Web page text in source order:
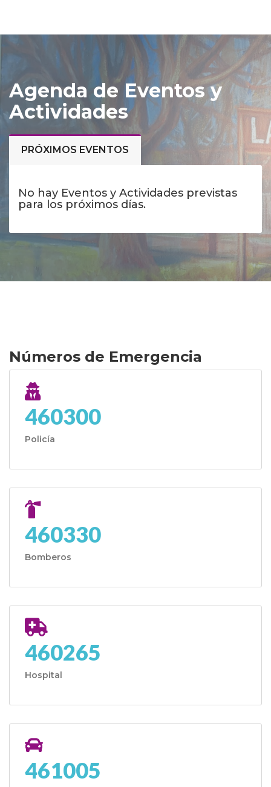
Agenda de Eventos y
Actividades
PRÓXIMOS EVENTOS
No hay Eventos y Actividades previstas
para los próximos días.
Números de Emergencia
460300
Policía
460330
Bomberos
460265
Hospital
461005